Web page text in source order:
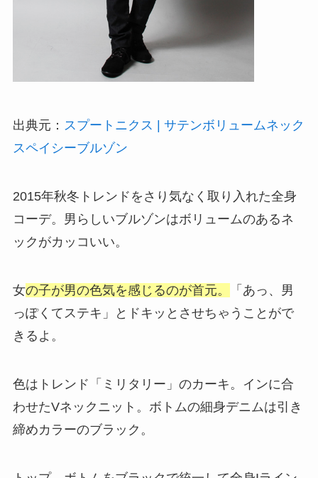
出典元： スプートニクス | サテンボリュームネック
スペイシーブルゾン
2015年秋冬トレンドをさり気なく取り入れた全身
コーデ。男らしいブルゾンはボリュームのあるネ
ックがカッコいい。
女の子が男の色気を感じるのが首元。
「あっ、男
っぽくてステキ」とドキッとさせちゃうことがで
きるよ。
色はトレンド「ミリタリー」のカーキ。インに合
わせたVネックニット。ボトムの細身デニムは引き
締めカラーのブラック。